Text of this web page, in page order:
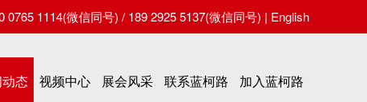
0765 1114(微信同号) / 189 2925 5137(微信同号) | English
态 视频中心 展会风采 联系蓝柯路 加入蓝柯路